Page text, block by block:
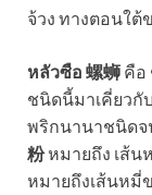
จ้วง ทางตอนใต้
หลัวซือ 螺蛳 คือ
ชนิดนี้มาเคี่ยวกั
พริกนานา​ชนิดจ
粉หมายถึง เส้น
หมายถึงเส้นหมี่